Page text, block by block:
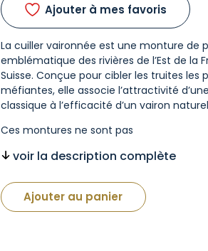
Ajouter à mes favoris
La cuiller vaironnée est une monture de
emblématique des rivières de l’Est de la
Suisse. Conçue pour cibler les truites les
méfiantes, elle associe l’attractivité
classique à l’efficacité d’un vairon
Ces montures ne sont pas
voir la description complète
Ajouter au panier